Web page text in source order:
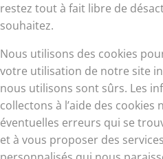
restez tout à fait libre de
souhaitez.
Nous utilisons des cookies
votre utilisation de notre site
nous utilisons sont sûrs. Les
collectons à l’aide des
éventuelles erreurs qui se
et à vous proposer des